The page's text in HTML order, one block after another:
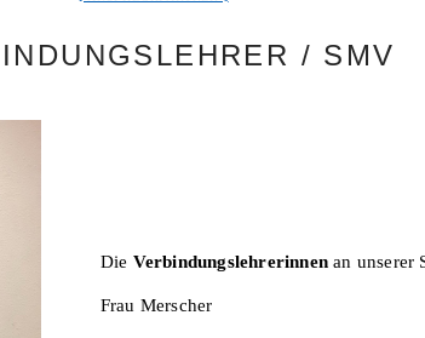
/ SMV
Die Verbindungslehrerinnen an unserer
Frau Merscher